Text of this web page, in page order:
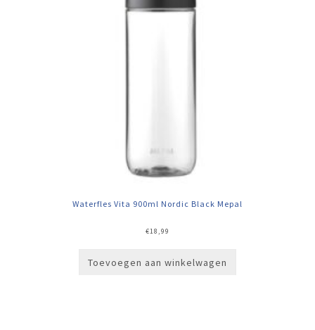
Waterfles Vita 900ml Nordic Black Mepal
€18,99
Toevoegen aan winkelwagen